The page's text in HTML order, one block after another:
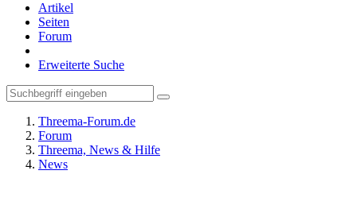
Artikel
Seiten
Forum
Erweiterte Suche
Threema-Forum.de
Forum
Threema, News & Hilfe
News